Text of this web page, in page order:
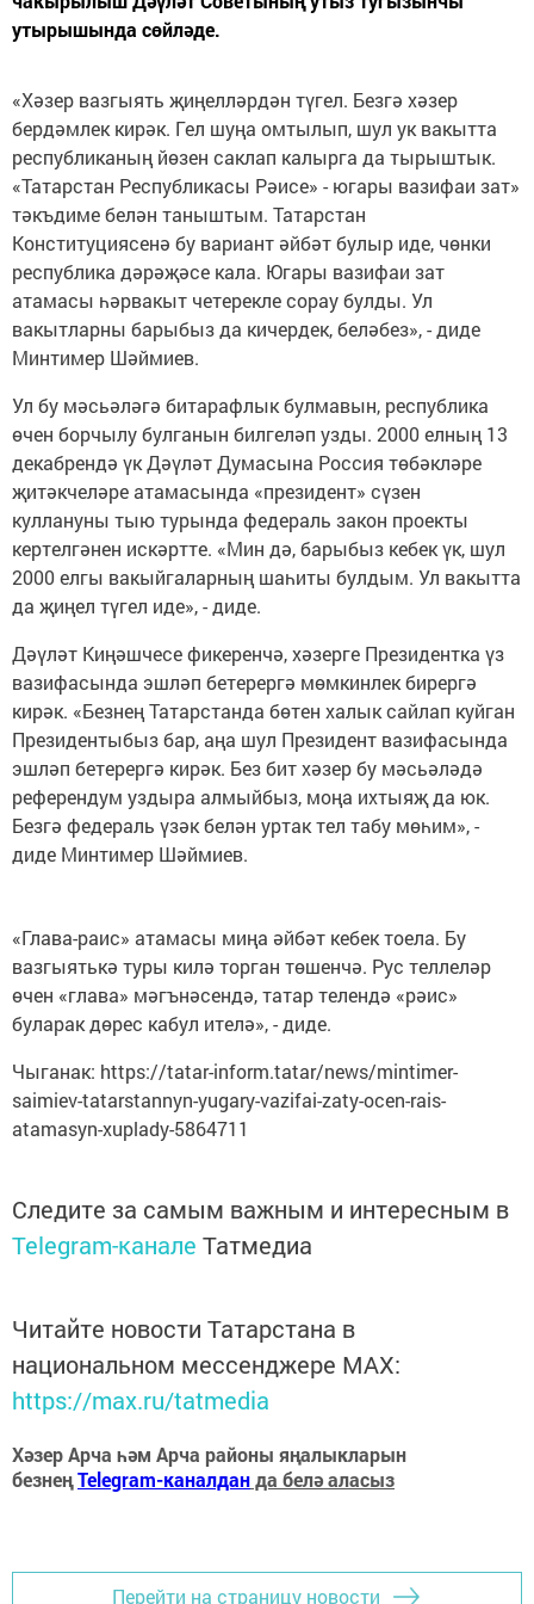
утырышында сөйләде.
«Хәзер вазгыять җиңелләрдән түгел. Безгә хәзер
бердәмлек кирәк. Гел шуңа омтылып, шул ук вакытта
республиканың йөзен саклап калырга да тырыштык.
«Татарстан Республикасы Рәисе» - югары вазифаи зат»
тәкъдиме белән таныштым. Татарстан
Конституциясенә бу вариант әйбәт булыр иде, чөнки
республика дәрәҗәсе кала. Югары вазифаи зат
атамасы һәрвакыт четерекле сорау булды. Ул
вакытларны барыбыз да кичердек, беләбез», - диде
Минтимер Шәймиев.
Ул бу мәсьәләгә битарафлык булмавын, республика
өчен борчылу булганын билгеләп узды. 2000 елның 13
декабрендә үк Дәүләт Думасына Россия төбәкләре
җитәкчеләре атамасында «президент» сүзен
куллануны тыю турында федераль закон проекты
кертелгәнен искәртте. «Мин дә, барыбыз кебек үк, шул
2000 елгы вакыйгаларның шаһиты булдым. Ул вакытта
да җиңел түгел иде», - диде.
Дәүләт Киңәшчесе фикеренчә, хәзерге Президентка үз
вазифасында эшләп бетерергә мөмкинлек бирергә
кирәк. «Безнең Татарстанда бөтен халык сайлап куйган
Президентыбыз бар, аңа шул Президент вазифасында
эшләп бетерергә кирәк. Без бит хәзер бу мәсьәләдә
референдум уздыра алмыйбыз, моңа ихтыяҗ да юк.
Безгә федераль үзәк белән уртак тел табу мөһим», -
диде Минтимер Шәймиев.
«Глава-раис» атамасы миңа әйбәт кебек тоела. Бу
вазгыятькә туры килә торган төшенчә. Рус теллеләр
өчен «глава» мәгънәсендә, татар телендә «рәис»
буларак дөрес кабул ителә», - диде.
Чыганак: https://tatar-inform.tatar/news/mintimer-
saimiev-tatarstannyn-yugary-vazifai-zaty-ocen-rais-
atamasyn-xuplady-5864711
Следите за самым важным и интересным в
Telegram-канале Татмедиа
Читайте новости Татарстана в
национальном мессенджере MАХ:
https://max.ru/tatmedia
Хәзер Арча һәм Арча районы яңалыкларын
безнеңTelegram-каналданда белә аласыз
Перейти на страницу новости